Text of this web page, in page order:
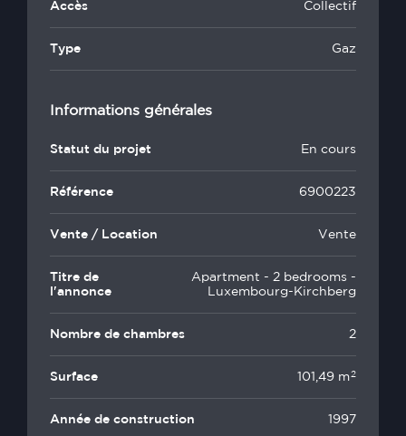
Accès Collectif
Type Gaz
Informations générales
Statut du projet En cours
Référence 6900223
Vente / Location Vente
Titre de
l'annonce
Apartment - 2 bedrooms -
Luxembourg-Kirchberg
Nombre de chambres 2
Surface 101,49 m2
Année de construction 1997